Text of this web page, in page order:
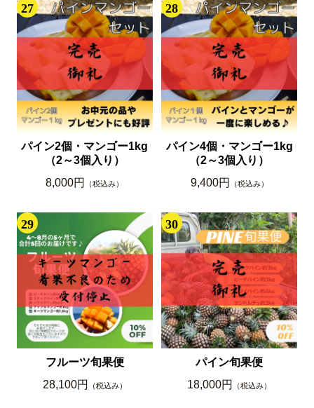
27
パイン2個・マンゴー1kg
（2～3個入り）
8,000円
（税込み）
28
パイン4個・マンゴー1kg
（2～3個入り）
9,400円
（税込み）
29
フルーツ旬果便
28,100円
（税込み）
30
パイン旬果便
18,000円
（税込み）